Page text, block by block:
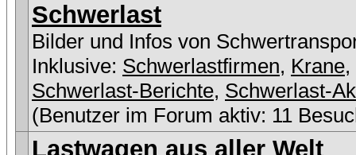
Schwerlast
Bilder und Infos von
Inklusive: Schwerlastfirmen, Krane,
Schwerlast-Berichte, Schwerlast-
(Benutzer im Forum aktiv: 11
Lastwagen aus aller Welt